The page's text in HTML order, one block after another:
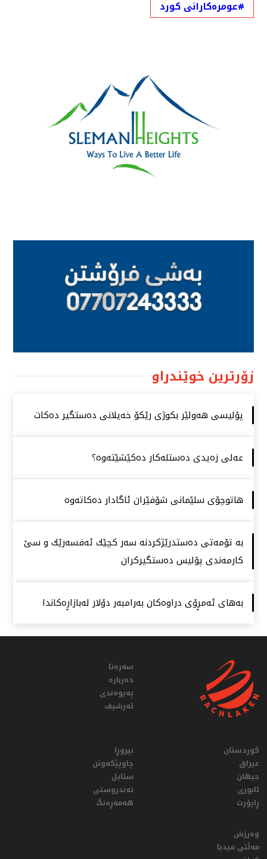
#عومرەکارانی کورد
زۆرترین خوێندراو
پۆلیسی هەولێر بكوژی رێكۆ خەیلانی دەستگیر دەكات
عەلی زەیدی دەستلەكار دەكێشێتەوە؟
هاتوچۆی سلێمانی شۆفێران ئاگادار دەكاتەوە
بە تۆمەتی دەستدرێژكردنە سەر كچێك ئەفسەرێك و سێ
كارمەندی پۆلیس دەستگیركران
بەهای ئەمڕۆی دراوەكان بەرامبەر دۆلار لەبازاڕەكاندا
سەرەتا
دەربارە
پەیوەندی
ئەرشیف
کوردستان
عيراق
جیهان
ئابوری
ڕاپۆرت
بیروڕا
چاوپێکەوتن
ستایل
تەندروستی
هەمەڕەنگ
وەرزش
مەڵتی میدیا